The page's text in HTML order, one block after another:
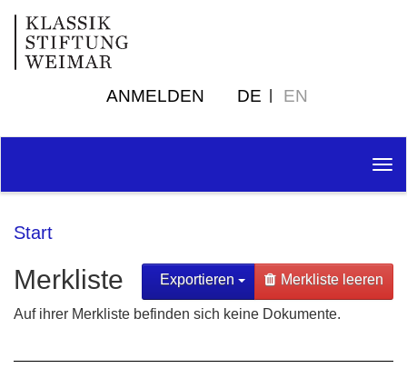
ANMELDEN DE EN
Start
Exportieren Merkliste leeren
Merkliste
Auf ihrer Merkliste befinden sich keine Dokumente.